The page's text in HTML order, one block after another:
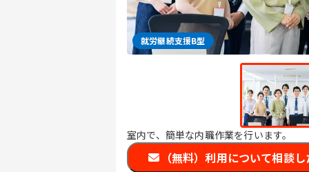
就労継続支援B型
室内で、簡単な内職作業を行います。
（無料）利用について相談